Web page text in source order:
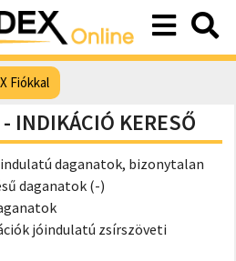
Fiókkal
INDIKÁCIÓ KERESŐ
daganatok, bizonytalan
daganatok (-)
jóindulatú zsírszöveti